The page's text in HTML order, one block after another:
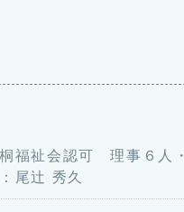
福祉会認可 理事６人
尾辻 秀久